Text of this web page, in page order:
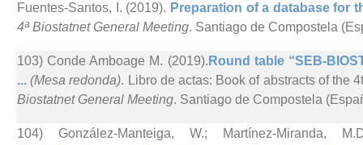
Fuentes-Santos, I. (2019). Preparation of a database for
4ª Biostatnet General Meeting. Santiago de Compostela
103) Conde Amboage M. (2019). Round table “SEB-
...(Mesa redonda). Libro de actas: Book of abstracts of the
Biostatnet General Meeting. Santiago de Compostela
104) González-Manteiga, W.; Martínez-Miranda,